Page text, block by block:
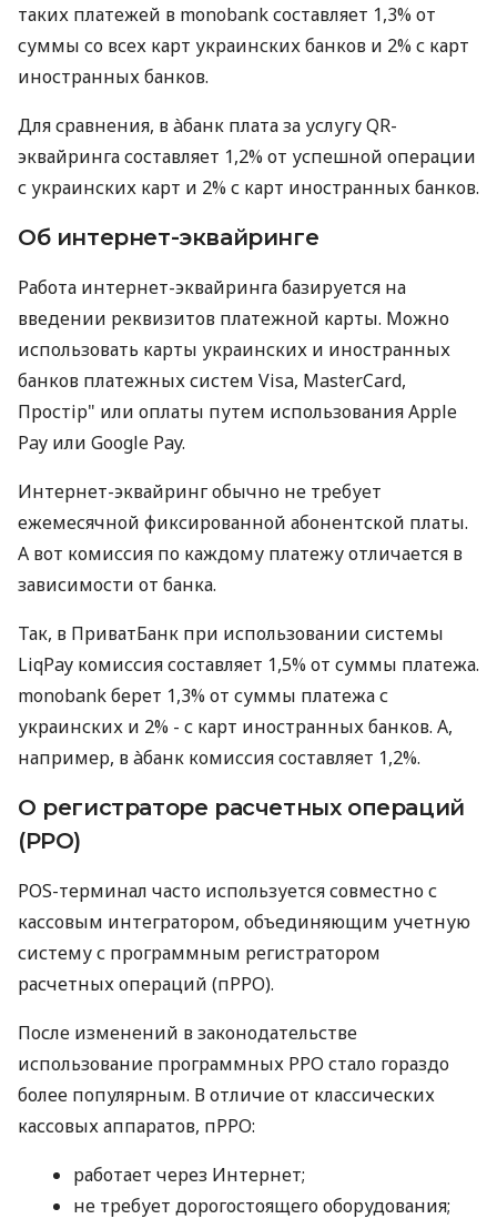
таких платежей в monobank составляет 1,3% от
суммы со всех карт украинских банков и 2% с карт
иностранных банков.
Для сравнения, в àбанк плата за услугу QR-
эквайринга составляет 1,2% от успешной операции
с украинских карт и 2% с карт иностранных банков.
Об интернет-эквайринге
Работа интернет-эквайринга базируется на
введении реквизитов платежной карты. Можно
использовать карты украинских и иностранных
банков платежных систем Visa, MasterCard,
Простір" или оплаты путем использования Apple
Pay или Google Pay.
Интернет-эквайринг обычно не требует
ежемесячной фиксированной абонентской платы.
А вот комиссия по каждому платежу отличается в
зависимости от банка.
Так, в ПриватБанк при использовании системы
LiqPay комиссия составляет 1,5% от суммы платежа.
monobank берет 1,3% от суммы платежа с
украинских и 2% - с карт иностранных банков. А,
например, в àбанк комиссия составляет 1,2%.
О регистраторе расчетных операций
(РРО)
POS-терминал часто используется совместно с
кассовым интегратором, объединяющим учетную
систему с программным регистратором
расчетных операций (пРРО).
После изменений в законодательстве
использование программных РРО стало гораздо
более популярным. В отличие от классических
кассовых аппаратов, пРРО:
работает через Интернет;
не требует дорогостоящего оборудования;